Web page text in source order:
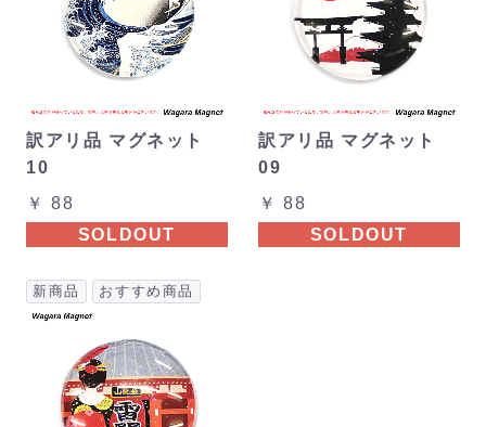
訳アリ品 マグネット
10
￥ 88
SOLDOUT
訳アリ品 マグネット
09
￥ 88
SOLDOUT
新商品 おすすめ商品